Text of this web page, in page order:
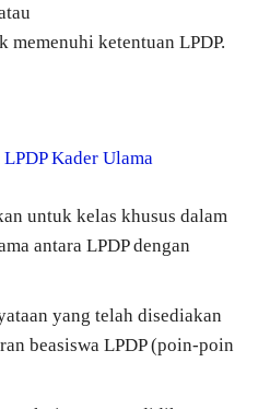
ketentuan LPDP.
Kader Ulama
untuk kelas khusus dalam
antara LPDP dengan
yang telah disediakan
beasiswa LPDP (poin-poin